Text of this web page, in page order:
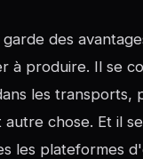
des
à produire. Il se
les transports,
chose. Et il
les plateformes